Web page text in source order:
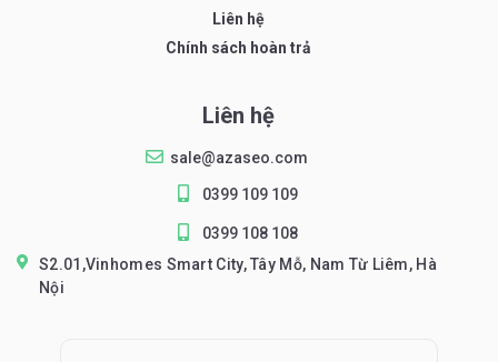
Liên hệ
Chính sách hoàn trả
Liên hệ
sale@azaseo.com
0399 109 109
0399 108 108
S2.01,Vinhomes Smart City, Tây Mỗ, Nam Từ Liêm, Hà
Nội